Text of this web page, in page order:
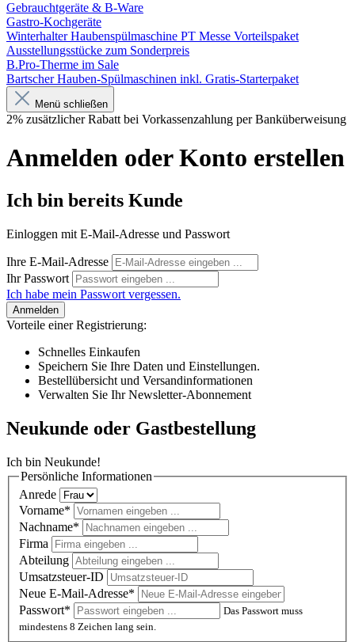
Gebrauchtgeräte & B-Ware
Gastro-Kochgeräte
Winterhalter Haubenspülmaschine PT Messe Vorteilspaket
Ausstellungsstücke zum Sonderpreis
B.Pro-Therme im Sale
Bartscher Hauben-Spülmaschinen inkl. Gratis-Starterpaket
Menü schließen
2% zusätzlicher Rabatt bei Vorkassenzahlung per Banküberweisung
Anmelden oder Konto erstellen
Ich bin bereits Kunde
Einloggen mit E-Mail-Adresse und Passwort
Ihre E-Mail-Adresse
Ihr Passwort
Ich habe mein Passwort vergessen.
Anmelden
Vorteile einer Registrierung:
Schnelles Einkaufen
Speichern Sie Ihre Daten und Einstellungen.
Bestellübersicht und Versandinformationen
Verwalten Sie Ihr Newsletter-Abonnement
Neukunde oder Gastbestellung
Ich bin Neukunde!
Persönliche Informationen
Anrede
Vorname*
Nachname*
Firma
Abteilung
Umsatzsteuer-ID
Neue E-Mail-Adresse*
Passwort*
Das Passwort muss
mindestens 8 Zeichen lang sein.